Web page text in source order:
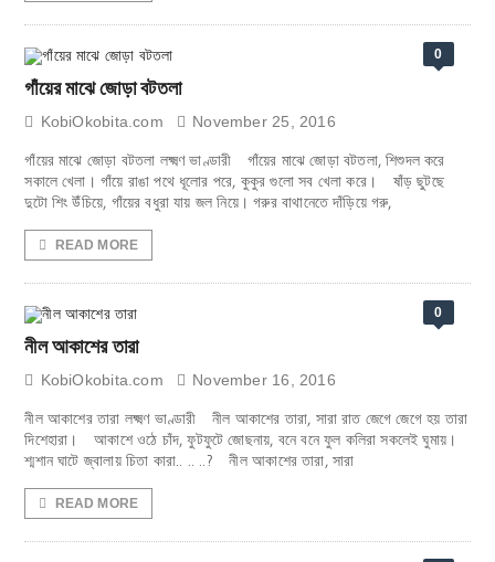
0
গাঁয়ের মাঝে জোড়া বটতলা
KobiOkobita.com November 25, 2016
গাঁয়ের মাঝে জোড়া বটতলা লক্ষ্মণ ভাণ্ডারী গাঁয়ের মাঝে জোড়া বটতলা, শিশুদল করে
সকালে খেলা। গাঁয়ে রাঙা পথে ধূলোর পরে, কুকুর গুলো সব খেলা করে। ষাঁড় ছুটছে
দুটো শিং উঁচিয়ে, গাঁয়ের বধুরা যায় জল নিয়ে। গরুর বাথানেতে দাঁড়িয়ে গরু,
READ MORE
0
নীল আকাশের তারা
KobiOkobita.com November 16, 2016
­­­­­নীল আকাশের তারা লক্ষ্মণ ভাণ্ডারী নীল আকাশের তারা, সারা রাত জেগে জেগে হয় তারা
দিশেহারা। আকাশে ওঠে চাঁদ, ফুটফুটে জোছনায়, বনে বনে ফুল কলিরা সকলেই ঘুমায়।
শ্মশান ঘাটে জ্বালায় চিতা কারা.. .. ..? নীল আকাশের তারা, সারা
READ MORE